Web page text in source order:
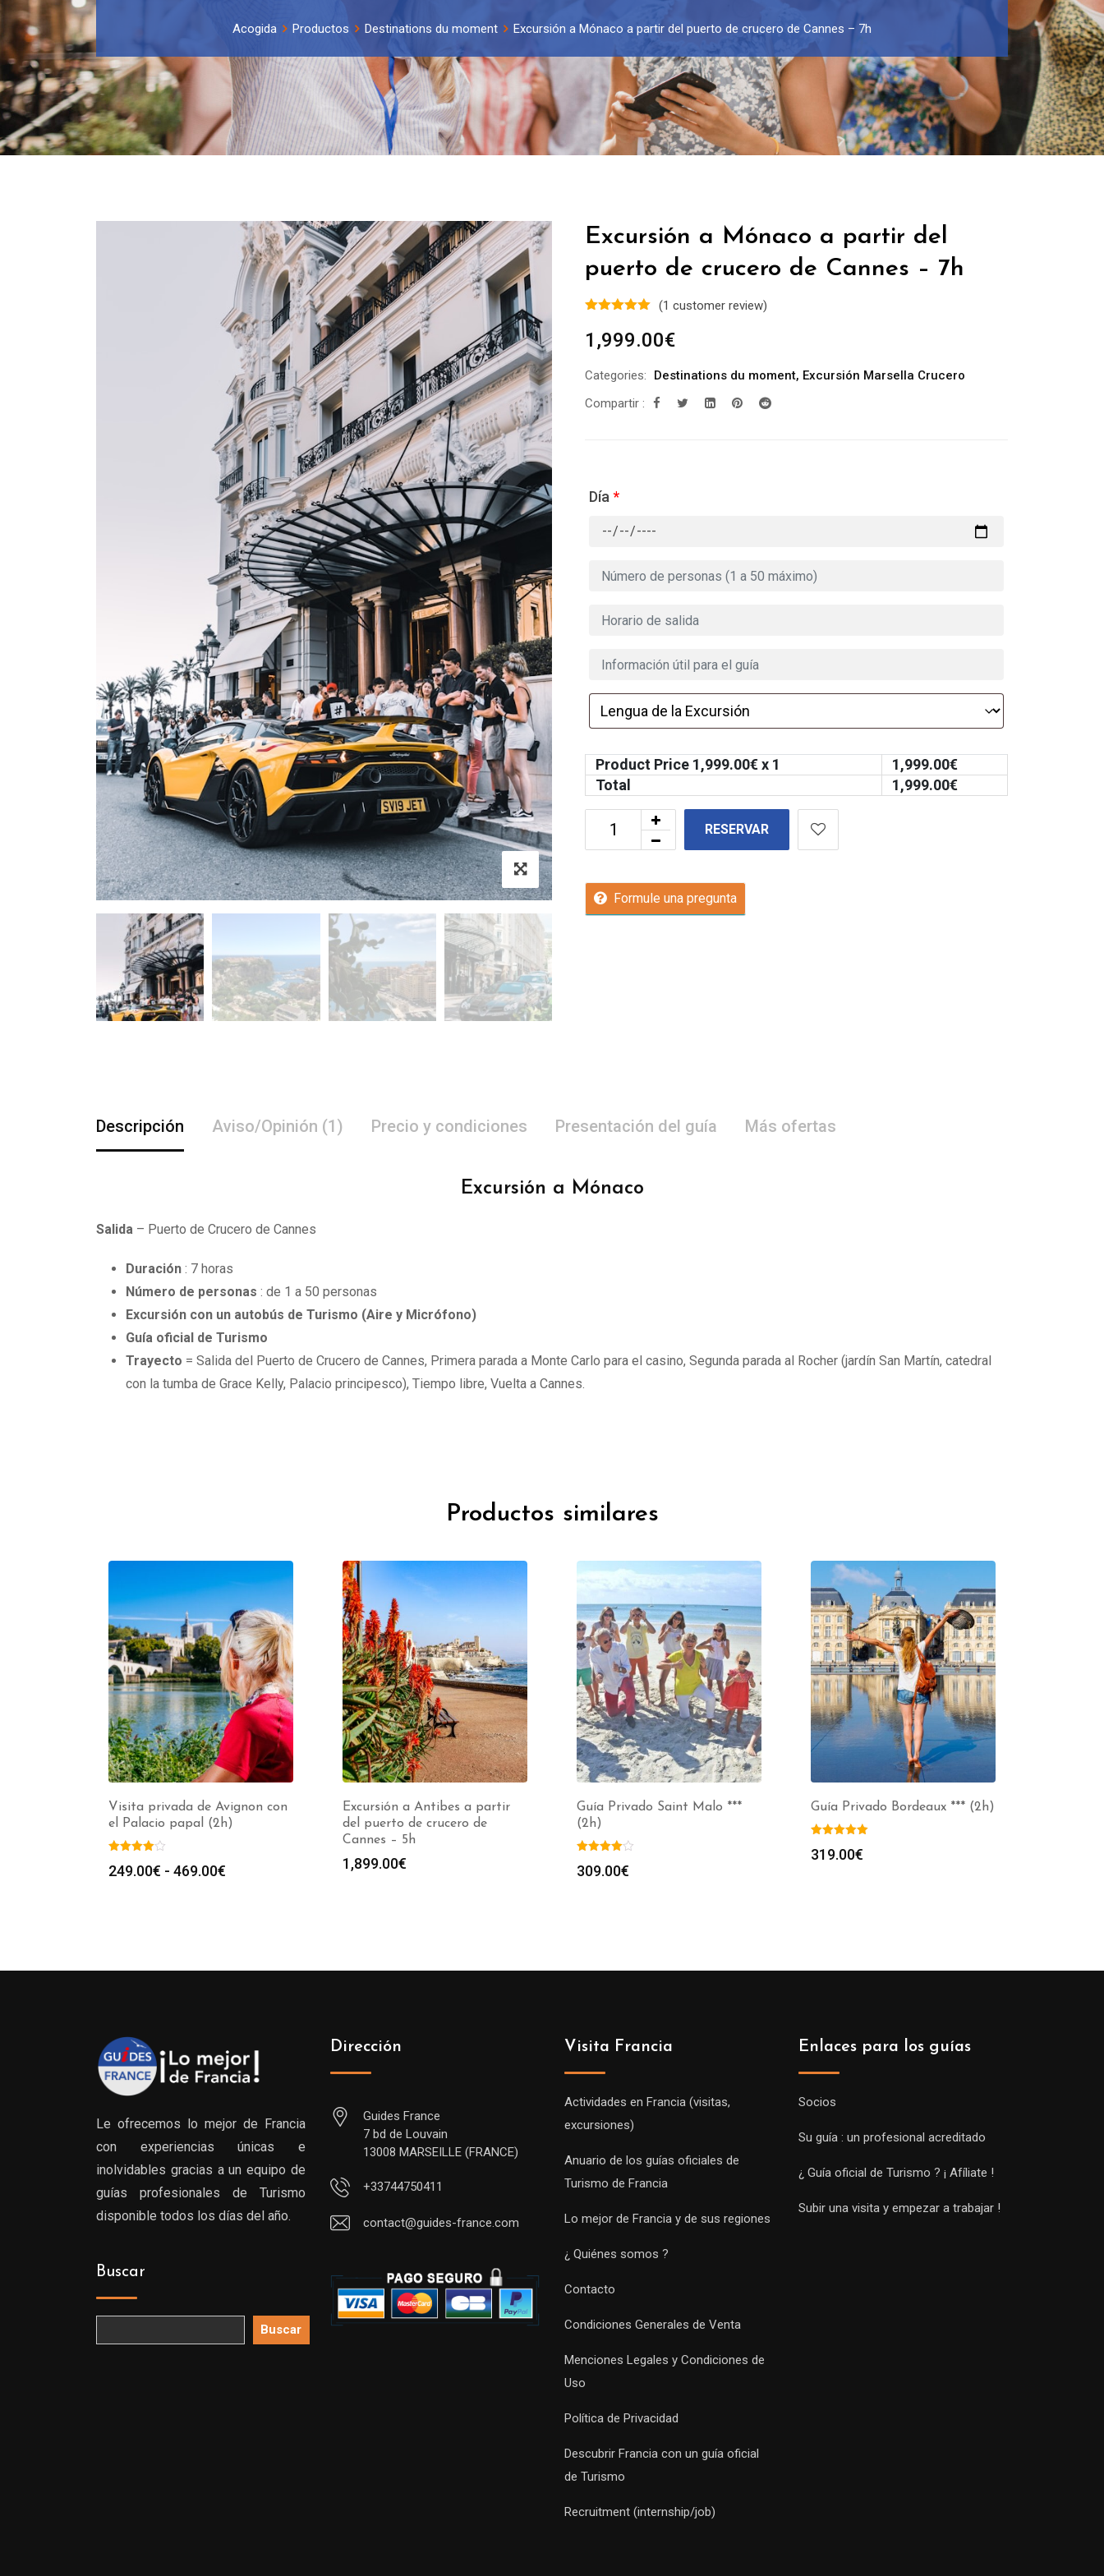
Acogida Productos Destinations du moment Excursión a Mónaco a partir del puerto de crucero de Cannes – 7h
Excursión a Mónaco a partir del
puerto de crucero de Cannes – 7h
(1 customer review)
1,999.00€
Categories: Destinations du moment, Excursión Marsella Crucero
Compartir :
Día *
Product Price 1,999.00€ x 1 1,999.00€
Total
1,999.00€
RESERVAR
Formule una pregunta
Descripción Aviso/Opinión (1) Precio y condiciones Presentación del guía Más ofertas
Excursión a Mónaco
Salida – Puerto de Crucero de Cannes
Duración : 7 horas
Número de personas : de 1 a 50 personas
Excursión con un autobús de Turismo (Aire y Micrófono)
Guía oficial de Turismo
Trayecto = Salida del Puerto de Crucero de Cannes, Primera parada a Monte Carlo para el casino, Segunda parada al Rocher (jardín San Martín, catedral
con la tumba de Grace Kelly, Palacio principesco), Tiempo libre, Vuelta a Cannes.
Productos similares
Visita privada de Avignon con
el Palacio papal (2h)
249.00€ - 469.00€
Excursión a Antibes a partir
del puerto de crucero de
Cannes – 5h
1,899.00€
Guía Privado Saint Malo ***
(2h)
309.00€
Guía Privado Bordeaux *** (2h)
319.00€
Le ofrecemos lo mejor de Francia
con experiencias únicas e
inolvidables gracias a un equipo de
guías profesionales de Turismo
disponible todos los días del año.
Buscar
Buscar
Dirección
Guides France
7 bd de Louvain
13008 MARSEILLE (FRANCE)
+33744750411
contact@guides-france.com
Visita Francia
Actividades en Francia (visitas,
excursiones)
Anuario de los guías oficiales de
Turismo de Francia
Lo mejor de Francia y de sus regiones
¿ Quiénes somos ?
Contacto
Condiciones Generales de Venta
Menciones Legales y Condiciones de
Uso
Política de Privacidad
Descubrir Francia con un guía oficial
de Turismo
Recruitment (internship/job)
Enlaces para los guías
Socios
Su guía : un profesional acreditado
¿ Guía oficial de Turismo ? ¡ Afíliate !
Subir una visita y empezar a trabajar !